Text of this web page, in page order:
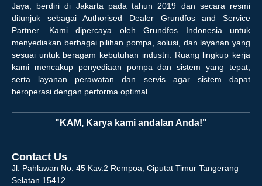
Jaya, berdiri di Jakarta pada tahun 2019 dan secara resmi
ditunjuk sebagai Authorised Dealer Grundfos and Service
Partner. Kami dipercaya oleh Grundfos Indonesia untuk
menyediakan berbagai pilihan pompa, solusi, dan layanan yang
sesuai untuk beragam kebutuhan industri. Ruang lingkup kerja
kami mencakup penyediaan pompa dan sistem yang tepat,
serta layanan perawatan dan servis agar sistem dapat
beroperasi dengan performa optimal.
"KAM, Karya kami andalan Anda!"
Contact Us
Jl. Pahlawan No. 45 Kav.2 Rempoa, Ciputat Timur Tangerang
Selatan 15412